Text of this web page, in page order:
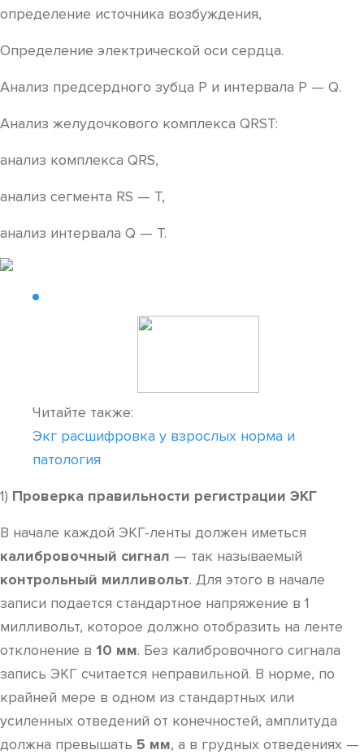
определение источника возбуждения,
Определение электрической оси сердца.
Анализ предсердного зубца P и интервала P — Q.
Анализ желудочкового комплекса QRST:
анализ комплекса QRS,
анализ сегмента RS — T,
анализ интервала Q — T.
Читайте также:
Экг расшифровка у взрослых норма и
патология
1) Проверка правильности регистрации ЭКГ
В начале каждой ЭКГ-ленты должен иметься
калибровочный сигнал — так называемый
контрольный милливольт. Для этого в начале
записи подается стандартное напряжение в 1
милливольт, которое должно отобразить на ленте
отклонение в 10 мм. Без калибровочного сигнала
запись ЭКГ считается неправильной. В норме, по
крайней мере в одном из стандартных или
усиленных отведений от конечностей, амплитуда
должна превышать 5 мм, а в грудных отведениях —